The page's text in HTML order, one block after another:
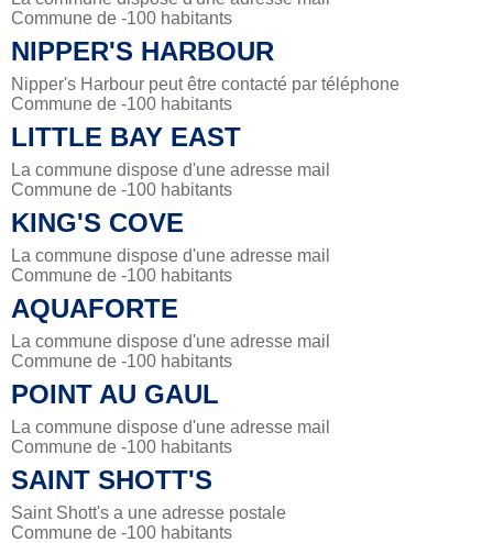
Commune de -100 habitants
NIPPER'S HARBOUR
Nipper's Harbour peut être contacté par téléphone
Commune de -100 habitants
LITTLE BAY EAST
La commune dispose d'une adresse mail
Commune de -100 habitants
KING'S COVE
La commune dispose d'une adresse mail
Commune de -100 habitants
AQUAFORTE
La commune dispose d'une adresse mail
Commune de -100 habitants
POINT AU GAUL
La commune dispose d'une adresse mail
Commune de -100 habitants
SAINT SHOTT'S
Saint Shott's a une adresse postale
Commune de -100 habitants